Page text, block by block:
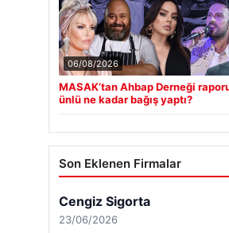
06/08/2026
MASAK’tan Ahbap Derneği
ünlü ne kadar bağış yaptı?
Son Eklenen Firmalar
Cengiz Sigorta
23/06/2026